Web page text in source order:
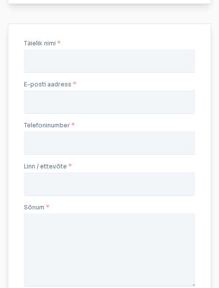
Sõnum
Täielik nimi
E-posti aadress
Telefoninumber
Linn / ettevõte